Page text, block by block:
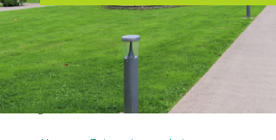
Jouets
Jouets